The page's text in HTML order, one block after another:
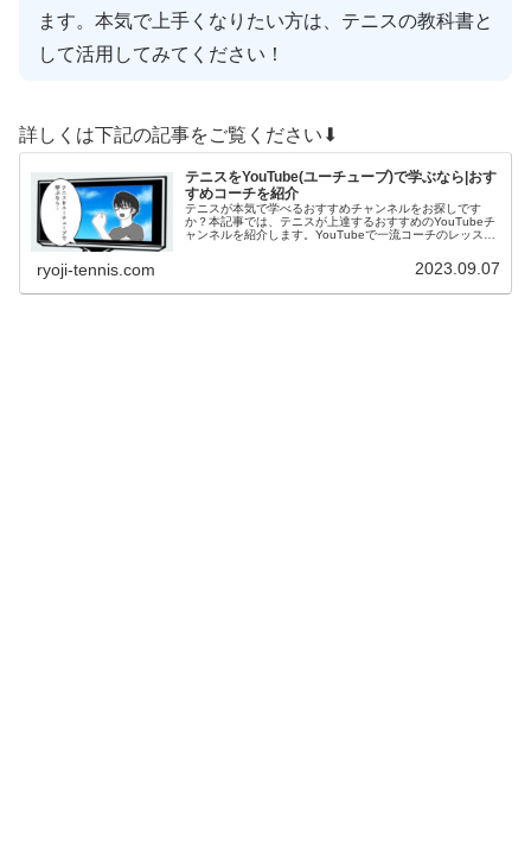
ます。本気で上手くなりたい方は、テニスの教科書と
して活用してみてください！
詳しくは下記の記事をご覧ください⬇︎
テニスをYouTube(ユーチューブ)で学ぶなら|おす
すめコーチを紹介
テニスが本気で学べるおすすめチャンネルをお探しです
か？本記事では、テニスが上達するおすすめのYouTubeチ
ャンネルを紹介します。YouTubeで一流コーチのレッスン
ryoji-tennis.com 2023.09.07